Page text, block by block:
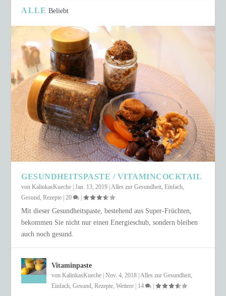
SCHNELLER COUSCOUS-SALAT IN NUR 15
MINUTEN
ALLE Beliebt
GESUNDHEITSPASTE / VITAMINCOCKTAIL
vonKalinkasKueche |Jan. 13, 2019 |Alles zur Gesundheit,Einfach,
Gesund,Rezepte |20 |
Mit dieser Gesundheitspaste, bestehend aus Super-Früchten,
bekommen Sie nicht nur einen Energieschub, sondern bleiben
auch noch gesund.
Vitaminpaste
vonKalinkasKueche |Nov. 4, 2018 |Alles zur Gesundheit,
Einfach,Gesund,Rezepte,Weitere 14 |